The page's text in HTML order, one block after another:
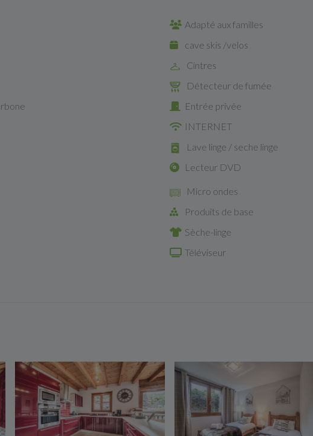
Adapté aux familles
cave skis /velos
Cintres
Détecteur de fumée
Entrée privée
INTERNET
Lave linge / seche linge
Lecteur DVD
Micro ondes
Produits de base
Sèche-linge
Téléviseur